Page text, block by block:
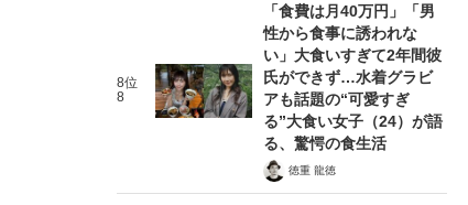
8位
8
「食費は月40万円」「男
性から食事に誘われな
い」大食いすぎて2年間彼
氏ができず…水着グラビ
アも話題の“可愛すぎ
る”大食い女子（24）が語
る、驚愕の食生活
徳重 龍徳